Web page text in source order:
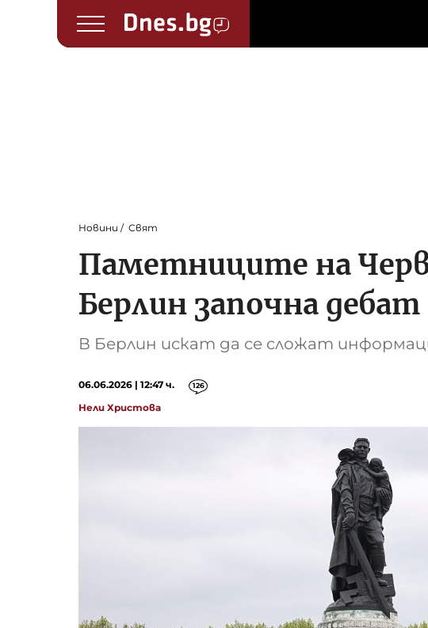
Новини Свят
Паметниците на
Берлин започна дебат
В Берлин искат да се сложат
06.06.2026 | 12:47 ч. 126
Нели Христова